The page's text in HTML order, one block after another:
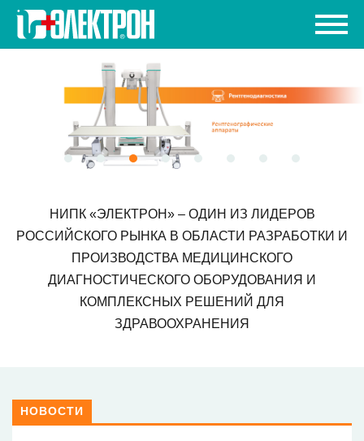
НИПК «ЭЛЕКТРОН» – ОДИН ИЗ ЛИДЕРОВ
РОССИЙСКОГО РЫНКА В ОБЛАСТИ РАЗРАБОТКИ И
ПРОИЗВОДСТВА МЕДИЦИНСКОГО
ДИАГНОСТИЧЕСКОГО ОБОРУДОВАНИЯ И
КОМПЛЕКСНЫХ РЕШЕНИЙ ДЛЯ
ЗДРАВООХРАНЕНИЯ
НОВОСТИ